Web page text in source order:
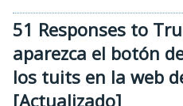
51 Responses to
aparezca el botón
los tuits en la web
[Actualizado]